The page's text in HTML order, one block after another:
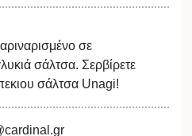
σε
σάλτσα. Σερβίρετε
σάλτσα Unagi!